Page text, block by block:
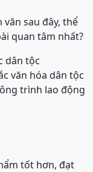
sau đây, thể
quan tâm nhất?
dân tộc
văn hóa dân tộc
trình lao động
tốt hơn, đạt